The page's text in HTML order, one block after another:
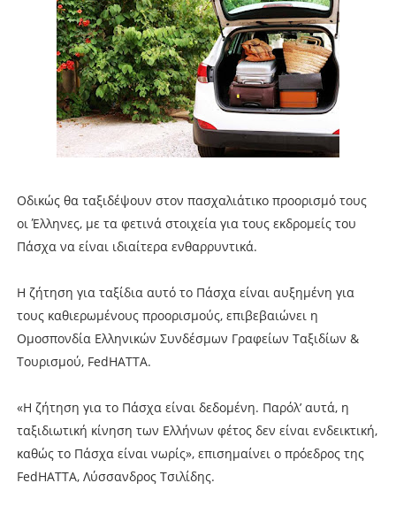
Οδικώς θα ταξιδέψουν στον πασχαλιάτικο προορισμό τους
οι Έλληνες, με τα φετινά στοιχεία για τους εκδρομείς του
Πάσχα να είναι ιδιαίτερα ενθαρρυντικά.
Η ζήτηση για ταξίδια αυτό το Πάσχα είναι αυξημένη για
τους καθιερωμένους προορισμούς, επιβεβαιώνει η
Ομοσπονδία Ελληνικών Συνδέσμων Γραφείων Ταξιδίων &
Τουρισμού, FedHATTA.
«Η ζήτηση για το Πάσχα είναι δεδομένη. Παρόλ’ αυτά, η
ταξιδιωτική κίνηση των Ελλήνων φέτος δεν είναι ενδεικτική,
καθώς το Πάσχα είναι νωρίς», επισημαίνει ο πρόεδρος της
FedHATTA, Λύσσανδρος Τσιλίδης.